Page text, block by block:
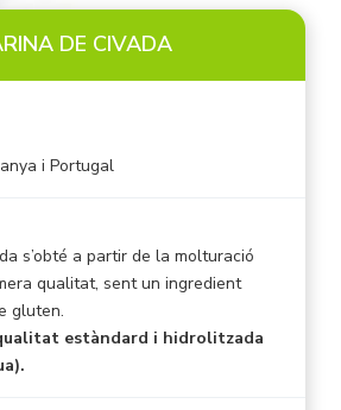
DE CIVADA
i Portugal
s’obté a partir de la molturació
qualitat, sent un ingredient
gluten.
estàndard i hidrolitzada